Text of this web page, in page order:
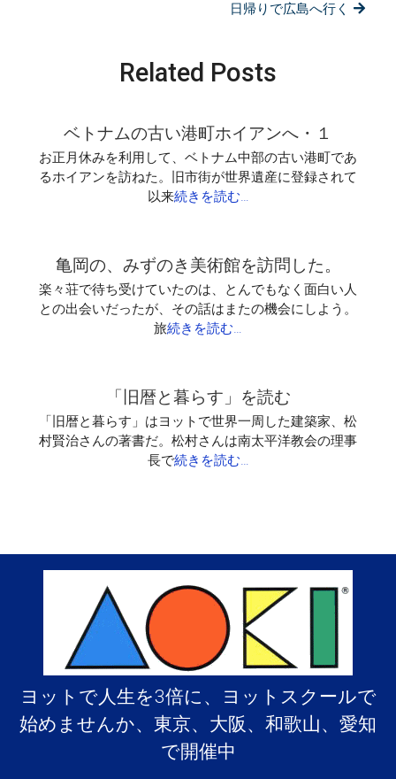
日帰りで広島へ行く
Related Posts
ベトナムの古い港町ホイアンへ・１
お正月休みを利用して、ベトナム中部の古い港町であ
るホイアンを訪ねた。旧市街が世界遺産に登録されて
以来続きを読む…
亀岡の、みずのき美術館を訪問した。
楽々荘で待ち受けていたのは、とんでもなく面白い人
との出会いだったが、その話はまたの機会にしよう。
旅続きを読む…
「旧暦と暮らす」を読む
「旧暦と暮らす」はヨットで世界一周した建築家、松
村賢治さんの著書だ。松村さんは南太平洋教会の理事
長で続きを読む…
ヨットで人生を3倍に、ヨットスクールで
始めませんか、東京、大阪、和歌山、愛知
で開催中